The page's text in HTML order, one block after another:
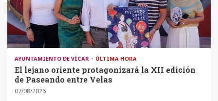
AYUNTAMIENTO DE VÍCAR ÚLTIMA HORA
El lejano oriente protagonizará la XII edición
de Paseando entre Velas
07/08/2026